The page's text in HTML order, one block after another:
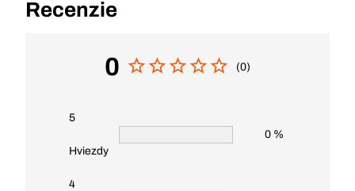
Recenzie
0 (0)
5
Hviezdy
0 %
4